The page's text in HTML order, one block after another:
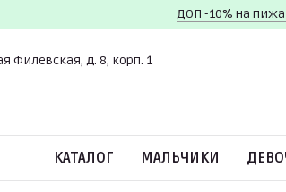
ДОП -10% на
Филевская, д. 8, корп. 1
КАТАЛОГ МАЛЬЧИКИ